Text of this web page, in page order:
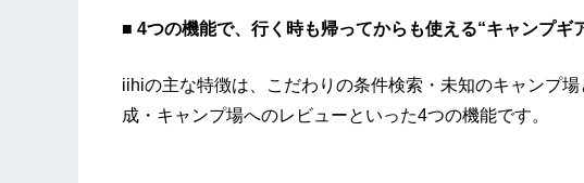
■ 4つの機能で、行く時も帰ってからも使える“キャンプギ
iihiの主な特徴は、こだわりの条件検索・未知のキャンプ
成・キャンプ場へのレビューといった4つの機能です。